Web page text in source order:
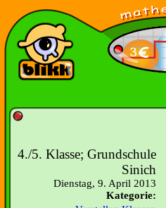
4./5. Klasse; Grundschule
Sinich
Dienstag, 9. April 2013
Kategorie: